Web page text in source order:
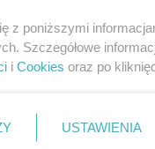
z poniższymi
Szczegółowe
i Cookies oraz po
USTAWIENIA